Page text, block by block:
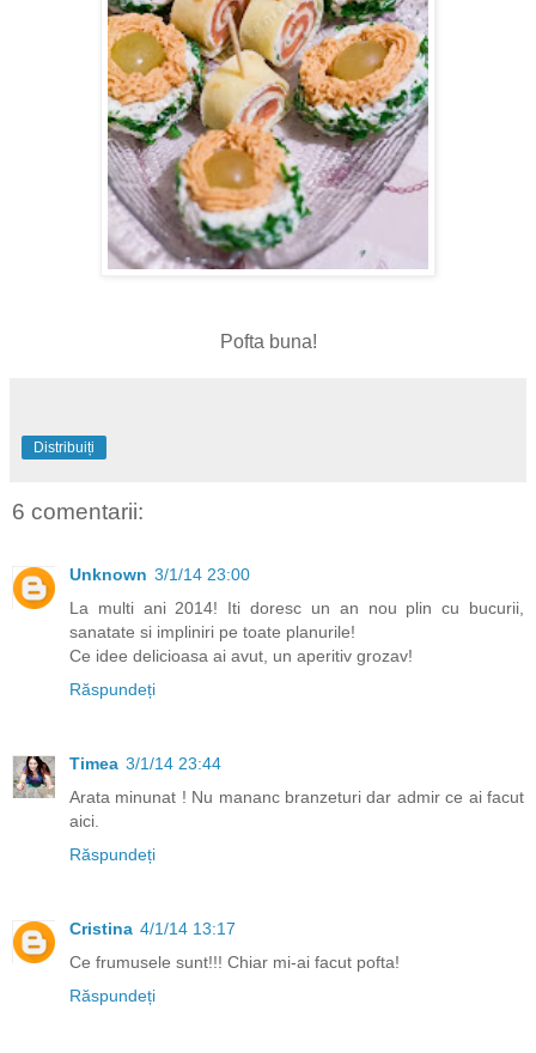
Pofta buna!
Distribuiți
6 comentarii:
Unknown 3/1/14 23:00
La multi ani 2014! Iti doresc un an nou plin cu bucurii,
sanatate si impliniri pe toate planurile!
Ce idee delicioasa ai avut, un aperitiv grozav!
Răspundeți
Timea 3/1/14 23:44
Arata minunat ! Nu mananc branzeturi dar admir ce ai facut
aici.
Răspundeți
Cristina 4/1/14 13:17
Ce frumusele sunt!!! Chiar mi-ai facut pofta!
Răspundeți